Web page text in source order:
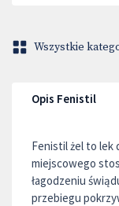
Wszystkie
Opis Fenistil
Fenistil żel to lek
miejscowego
łagodzeniu
przebiegu